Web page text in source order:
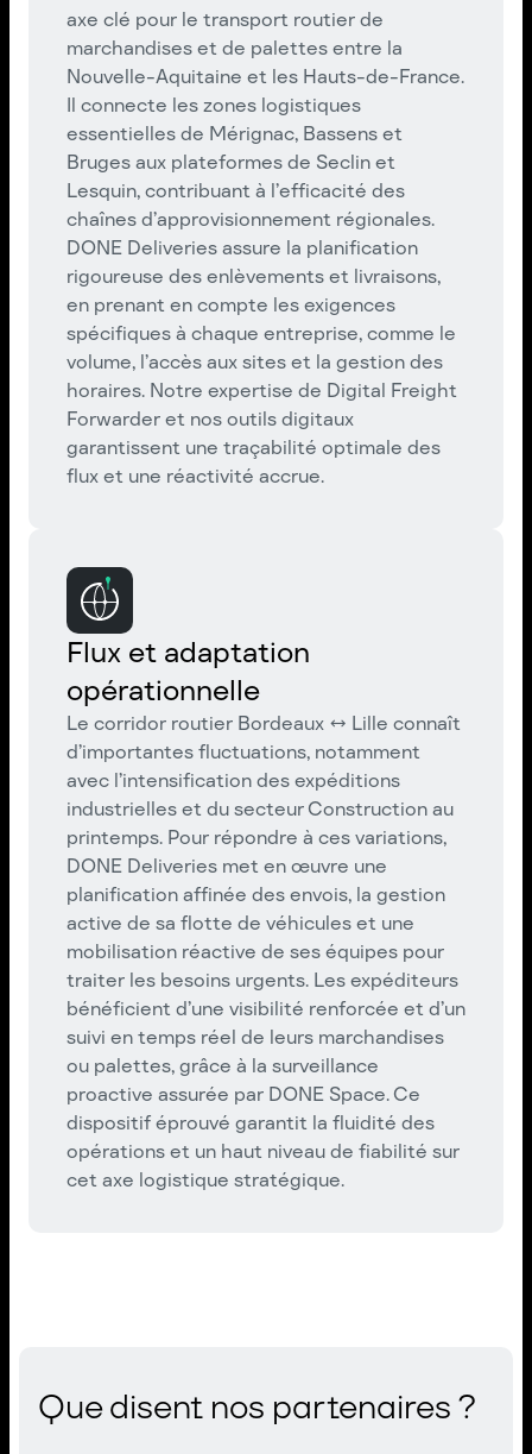
axe clé pour le transport routier de
marchandises et de palettes entre la
Nouvelle-Aquitaine et les Hauts-de-France.
Il connecte les zones logistiques
essentielles de Mérignac, Bassens et
Bruges aux plateformes de Seclin et
Lesquin, contribuant à l’efficacité des
chaînes d’approvisionnement régionales.
DONE Deliveries assure la planification
rigoureuse des enlèvements et livraisons,
en prenant en compte les exigences
spécifiques à chaque entreprise, comme le
volume, l’accès aux sites et la gestion des
horaires. Notre expertise de Digital Freight
Forwarder et nos outils digitaux
garantissent une traçabilité optimale des
flux et une réactivité accrue.
Flux et adaptation
opérationnelle
Le corridor routier Bordeaux ↔ Lille connaît
d’importantes fluctuations, notamment
avec l’intensification des expéditions
industrielles et du secteur Construction au
printemps. Pour répondre à ces variations,
DONE Deliveries met en œuvre une
planification affinée des envois, la gestion
active de sa flotte de véhicules et une
mobilisation réactive de ses équipes pour
traiter les besoins urgents. Les expéditeurs
bénéficient d’une visibilité renforcée et d’un
suivi en temps réel de leurs marchandises
ou palettes, grâce à la surveillance
proactive assurée par DONE Space. Ce
dispositif éprouvé garantit la fluidité des
opérations et un haut niveau de fiabilité sur
cet axe logistique stratégique.
Que disent nos partenaires ?